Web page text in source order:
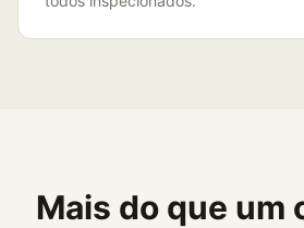
Mais do que um